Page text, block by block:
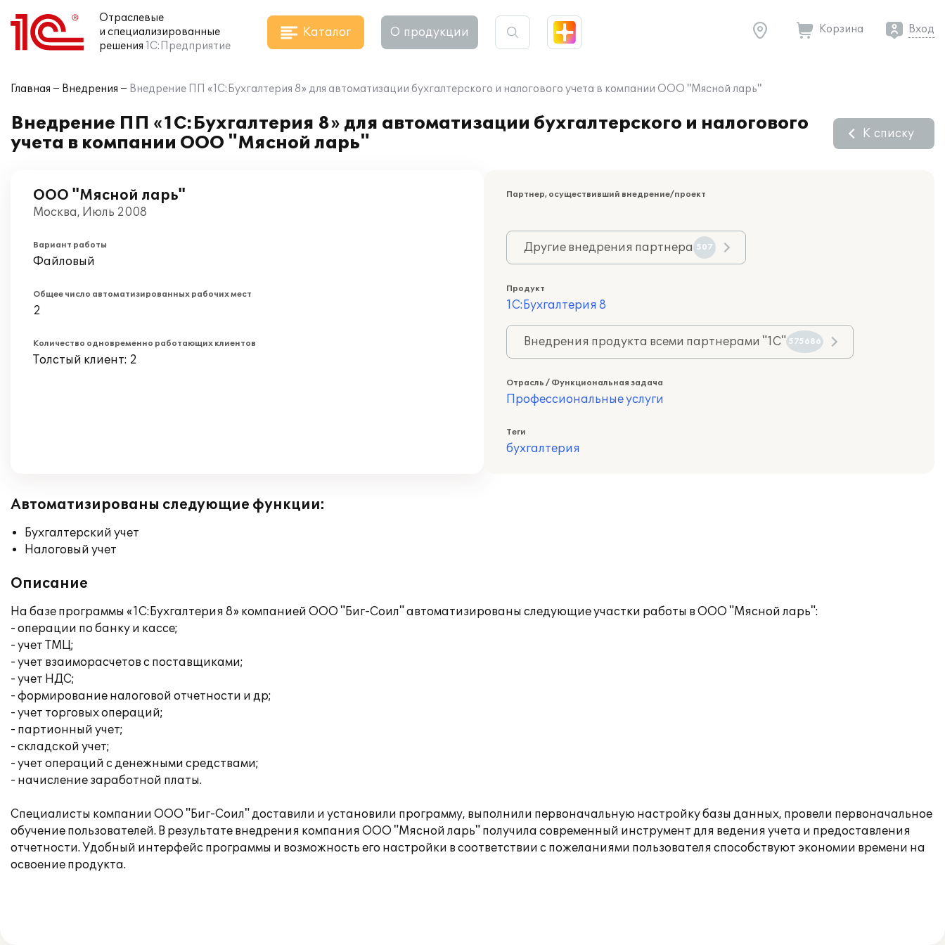
Отраслевые
и специализированные
решения 1С:Предприятие
Каталог О продукции Корзина Вход
Главная Внедрения Внедрение ПП «1С:Бухгалтерия 8» для автоматизации бухгалтерского и налогового учета в компании ООО "Мясной ларь"
Внедрение ПП «1С:Бухгалтерия 8» для автоматизации бухгалтерского и налогового
учета в компании ООО "Мясной ларь"
К списку
ООО "Мясной ларь"
Москва, Июль 2008
Вариант работы
Файловый
Общее число автоматизированных рабочих мест
2
Количество одновременно работающих клиентов
Толстый клиент: 2
Партнер, осуществивший внедрение/проект
Другие внедрения партнера 507
Продукт
1С:Бухгалтерия 8
Внедрения продукта всеми партнерами "1С" 575686
Отрасль / Функциональная задача
Профессиональные услуги
Теги
бухгалтерия
Автоматизированы следующие функции:
Бухгалтерский учет
Налоговый учет
Описание
На базе программы «1С:Бухгалтерия 8» компанией ООО "Биг-Соил" автоматизированы следующие участки работы в ООО "Мясной ларь":
- операции по банку и кассе;
- учет ТМЦ;
- учет взаиморасчетов с поставщиками;
- учет НДС;
- формирование налоговой отчетности и др;
- учет торговых операций;
- партионный учет;
- складской учет;
- учет операций с денежными средствами;
- начисление заработной платы.
Специалисты компании ООО "Биг-Соил" доставили и установили программу, выполнили первоначальную настройку базы данных, провели первоначальное
обучение пользователей. В результате внедрения компания ООО "Мясной ларь" получила современный инструмент для ведения учета и предоставления
отчетности. Удобный интерфейс программы и возможность его настройки в соответствии с пожеланиями пользователя способствуют экономии времени на
освоение продукта.